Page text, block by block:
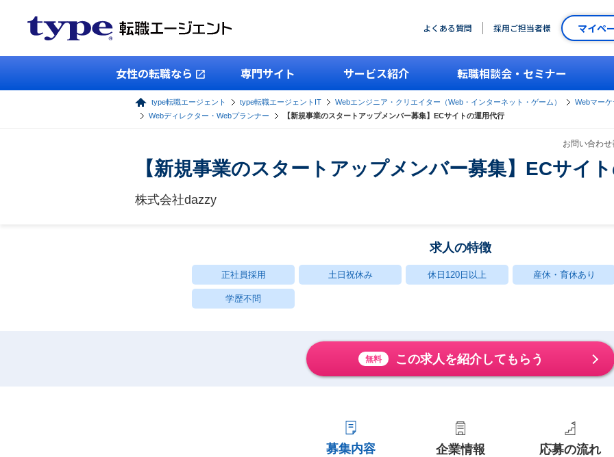
よくある質問 採用ご担当者様 マイペ
女性の転職なら 専門サイト サービス紹介 転職相談会・セミナー
type転職エージェント type転職エージェントIT Webエンジニア・クリエイター（Web・インターネット・ゲーム）
Webマー
Webディレクター・Webプランナー
【新規事業のスタートアップメンバー募集】ECサイトの運用代行
お問い合わ
【新規事業のスタートアップメンバー募集】ECサイ
株式会社dazzy
求人の特徴
正社員採用 土日祝休み 休日120日以上 産休・育休あり
学歴不問
無料 この求人を紹介してもらう
募集内容 企業情報 応募の流れ